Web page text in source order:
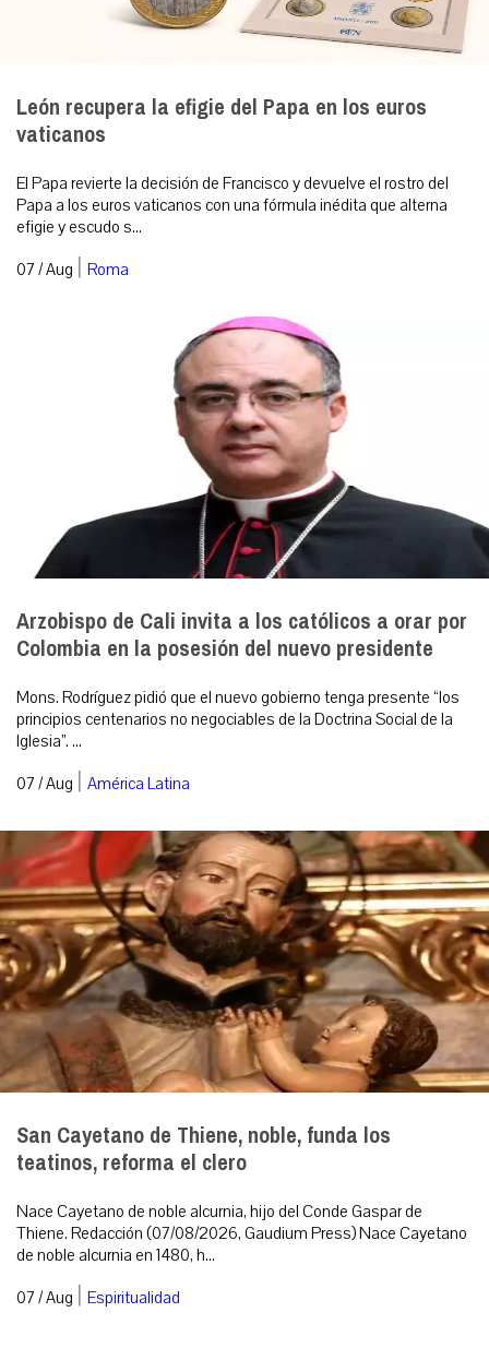
León recupera la efigie del Papa en los euros
vaticanos
El Papa revierte la decisión de Francisco y devuelve el rostro del
Papa a los euros vaticanos con una fórmula inédita que alterna
efigie y escudo s...
07 / Aug | Roma
Arzobispo de Cali invita a los católicos a orar por
Colombia en la posesión del nuevo presidente
Mons. Rodríguez pidió que el nuevo gobierno tenga presente “los
principios centenarios no negociables de la Doctrina Social de la
Iglesia”. ...
07 / Aug | América Latina
San Cayetano de Thiene, noble, funda los
teatinos, reforma el clero
Nace Cayetano de noble alcurnia, hijo del Conde Gaspar de
Thiene. Redacción (07/08/2026, Gaudium Press) Nace Cayetano
de noble alcurnia en 1480, h...
07 / Aug | Espiritualidad